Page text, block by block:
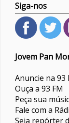
Siga-nos
Jovem Pan
Anuncie na 93
Ouça a 93 FM
Peça sua
Fale com a
Seja repórter